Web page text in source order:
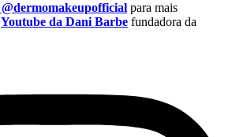
@dermomakeupofficial para mais
Youtube da Dani Barbe fundadora da